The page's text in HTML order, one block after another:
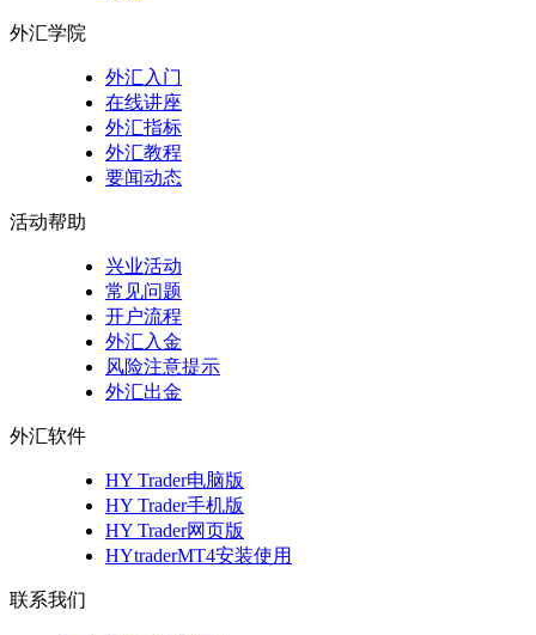
外汇学院
外汇入门
在线讲座
外汇指标
外汇教程
要闻动态
活动帮助
兴业活动
常见问题
开户流程
外汇入金
风险注意提示
外汇出金
外汇软件
HY Trader电脑版
HY Trader手机版
HY Trader网页版
HYtraderMT4安装使用
联系我们